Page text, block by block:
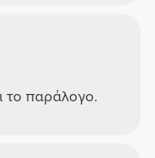
το παράλογο.